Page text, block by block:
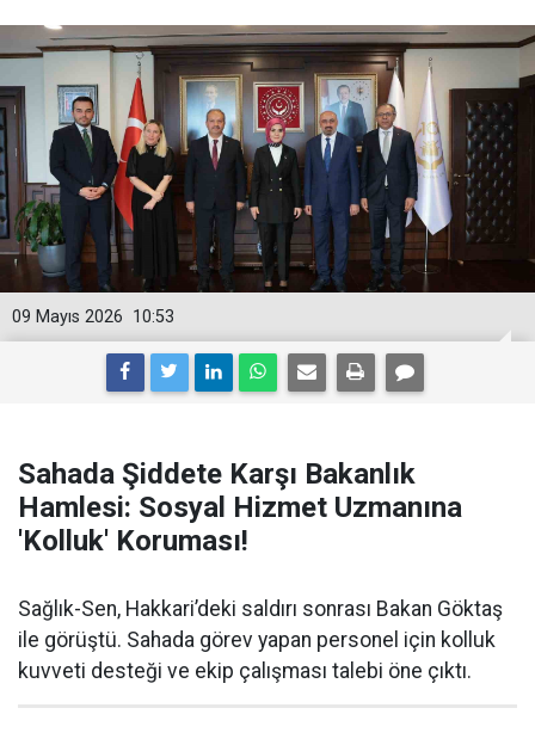
10:53
09 Mayıs 2026
Sahada Şiddete Karşı Bakanlık
Hamlesi: Sosyal Hizmet Uzmanına
'Kolluk' Koruması!
Sağlık-Sen, Hakkari’deki saldırı sonrası Bakan Göktaş
ile görüştü. Sahada görev yapan personel için kolluk
kuvveti desteği ve ekip çalışması talebi öne çıktı.